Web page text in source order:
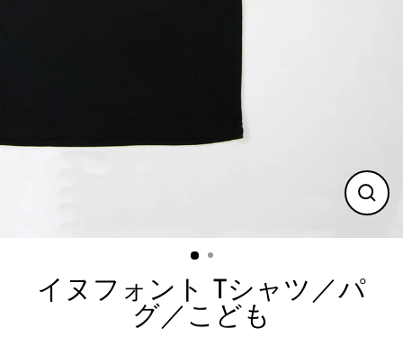
イヌフォント Tシャツ／パ
グ／こども